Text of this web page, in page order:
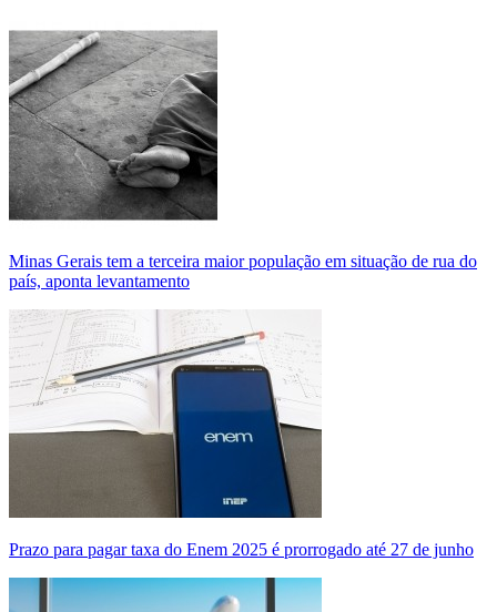
Minas Gerais tem a terceira maior população em situação de rua do
país, aponta levantamento
Prazo para pagar taxa do Enem 2025 é prorrogado até 27 de junho